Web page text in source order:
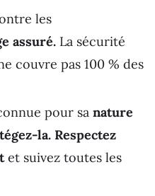
les
assuré. La sécurité
couvre pas 100 % des
pour sa nature
la. Respectez
et suivez toutes les